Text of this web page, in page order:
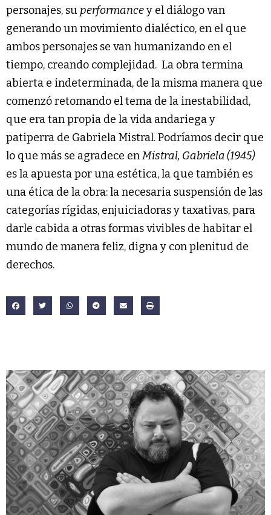
personajes, su performancey el diálogo van
generando un movimiento dialéctico, en el que
ambos personajes se van humanizando en el
tiempo, creando complejidad. La obra termina
abierta e indeterminada, de la misma manera que
comenzó retomando el tema de la inestabilidad,
que era tan propia de la vida andariega y
patiperra de Gabriela Mistral. Podríamos decir que
lo que más se agradece enMistral, Gabriela (1945)
es la apuesta por una estética, la que también es
una ética de la obra: la necesaria suspensión de las
categorías rígidas, enjuiciadoras y taxativas, para
darle cabida a otras formas vivibles de habitar el
mundo de manera feliz, digna y con plenitud de
derechos.